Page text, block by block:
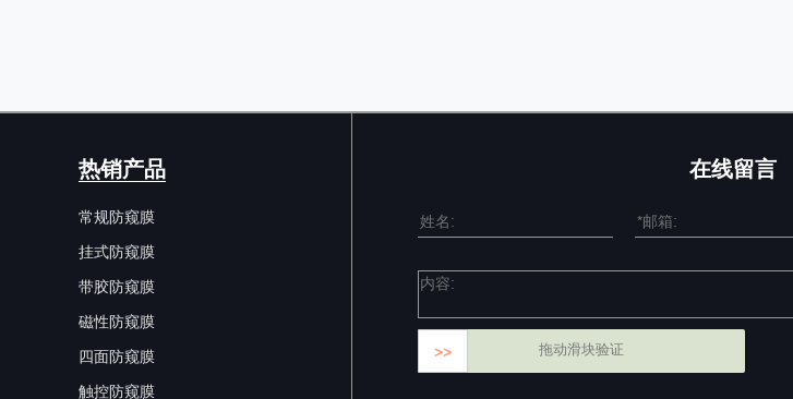
热销产品
常规防窥膜
挂式防窥膜
带胶防窥膜
磁性防窥膜
四面防窥膜
触控防窥膜
在线留言
>> 拖动滑块验证